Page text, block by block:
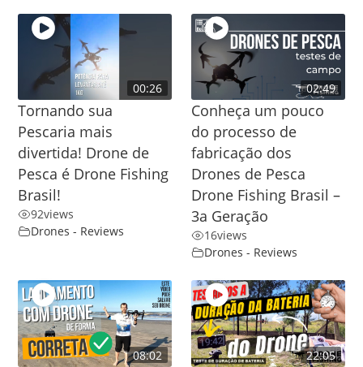
00:26
Tornando sua
Pescaria mais
divertida! Drone de
Pesca é Drone Fishing
Brasil!
92views
Drones - Reviews
02:49
Conheça um pouco
do processo de
fabricação dos
Drones de Pesca
Drone Fishing Brasil –
3a Geração
16views
Drones - Reviews
08:02 22:05